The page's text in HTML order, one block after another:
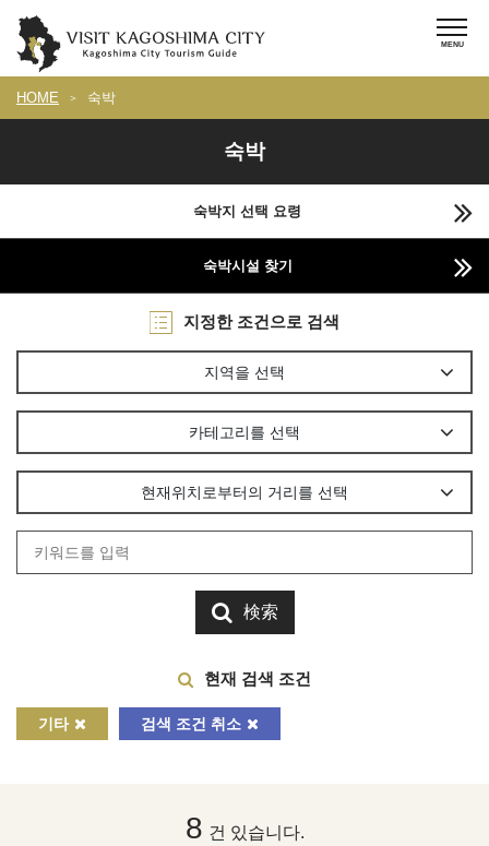
HOME 숙박
숙박
숙박지 선택 요령
숙박시설 찾기
지정한 조건으로 검색
지역을 선택
카테고리를 선택
현재위치로부터의 거리를 선택
検索
현재 검색 조건
기타 검색 조건 취소
8 건 있습니다.